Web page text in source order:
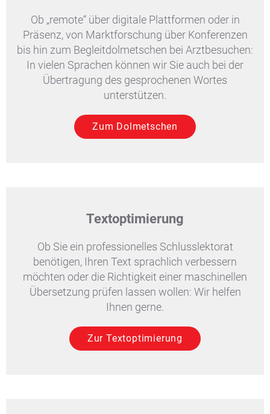
Ob „remote“ über digitale Plattformen oder in
Präsenz, von Marktforschung über Konferenzen
bis hin zum Begleitdolmetschen bei Arztbesuchen:
In vielen Sprachen können wir Sie auch bei der
Übertragung des gesprochenen Wortes
unterstützen.
Zum Dolmetschen
Textoptimierung
Ob Sie ein professionelles Schlusslektorat
benötigen, Ihren Text sprachlich verbessern
möchten oder die Richtigkeit einer maschinellen
Übersetzung prüfen lassen wollen: Wir helfen
Ihnen gerne.
Zur Textoptimierung